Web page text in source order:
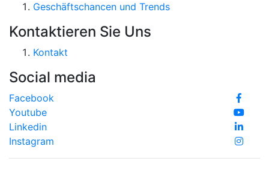
Geschäftschancen und Trends
Kontaktieren Sie Uns
Kontakt
Social media
Facebook
Youtube
Linkedin
Instagram